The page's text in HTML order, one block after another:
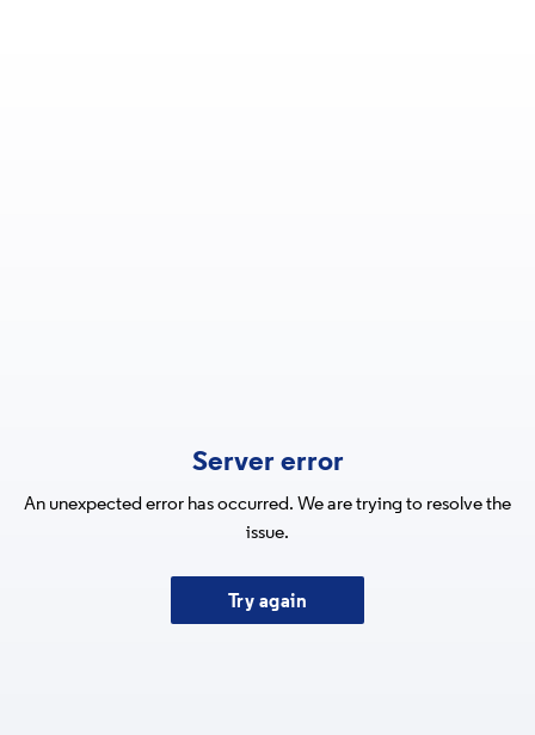
Server error
An unexpected error has occurred. We are trying to resolve the
issue.
Try again